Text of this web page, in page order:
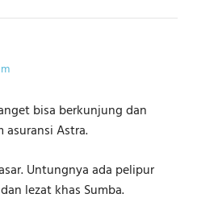
bisa berkunjung dan
asuransi Astra.
Untungnya ada pelipur
lezat khas Sumba.